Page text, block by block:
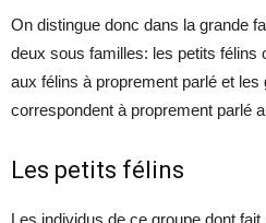
On distingue donc dans la grande
deux sous familles: les petits félins
aux félins à proprement parlé et les
correspondent à proprement parlé
Les petits félins